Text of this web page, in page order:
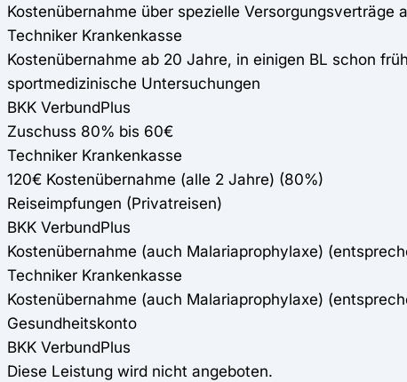
Kostenübernahme über spezielle Versorgungsverträge
Techniker Krankenkasse
Kostenübernahme ab 20 Jahre, in einigen BL schon
sportmedizinische Untersuchungen
BKK VerbundPlus
Zuschuss 80% bis 60€
Techniker Krankenkasse
120€ Kostenübernahme (alle 2 Jahre) (80%)
Reiseimpfungen (Privatreisen)
BKK VerbundPlus
Kostenübernahme (auch Malariaprophylaxe)
Techniker Krankenkasse
Kostenübernahme (auch Malariaprophylaxe)
Gesundheitskonto
BKK VerbundPlus
Diese Leistung wird nicht angeboten.